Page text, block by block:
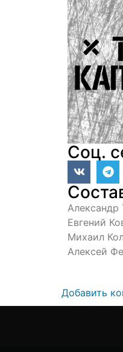
Соц.
Александр
Евгений
Михаил
Алексей
Добавить